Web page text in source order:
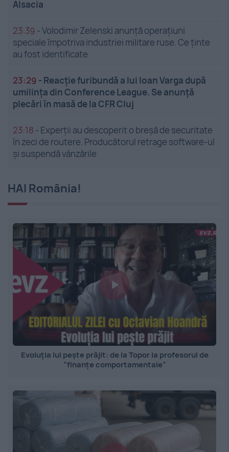
Alsacia
23:39 -Volodimir Zelenski anunță operațiuni
speciale împotriva industriei militare ruse. Ce ținte
au fost identificate
23:29 - Reacție furibundă a lui Ioan Varga după
umilința din Conference League. Se anunță
plecări în masă de la CFR Cluj
23:18 - Experții au descoperit o breșă de securitate
în zeci de routere. Producătorul retrage software-ul
și suspendă vânzările
HAI România!
Evoluția lui pește prăjit: de la Topor la profesorul de
”finanțe comportamentale”